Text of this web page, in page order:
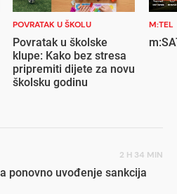
POVRATAK U ŠKOLU
Povratak u školske
klupe: Kako bez stresa
pripremiti dijete za novu
školsku godinu
M:TEL
2 H 34 MIN
ponovno uvođenje sankcija